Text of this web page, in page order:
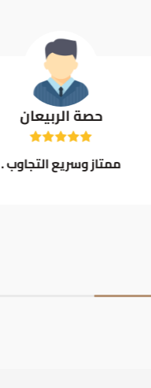
حصة الربيعان
ممتاز وسريع التجاوب .